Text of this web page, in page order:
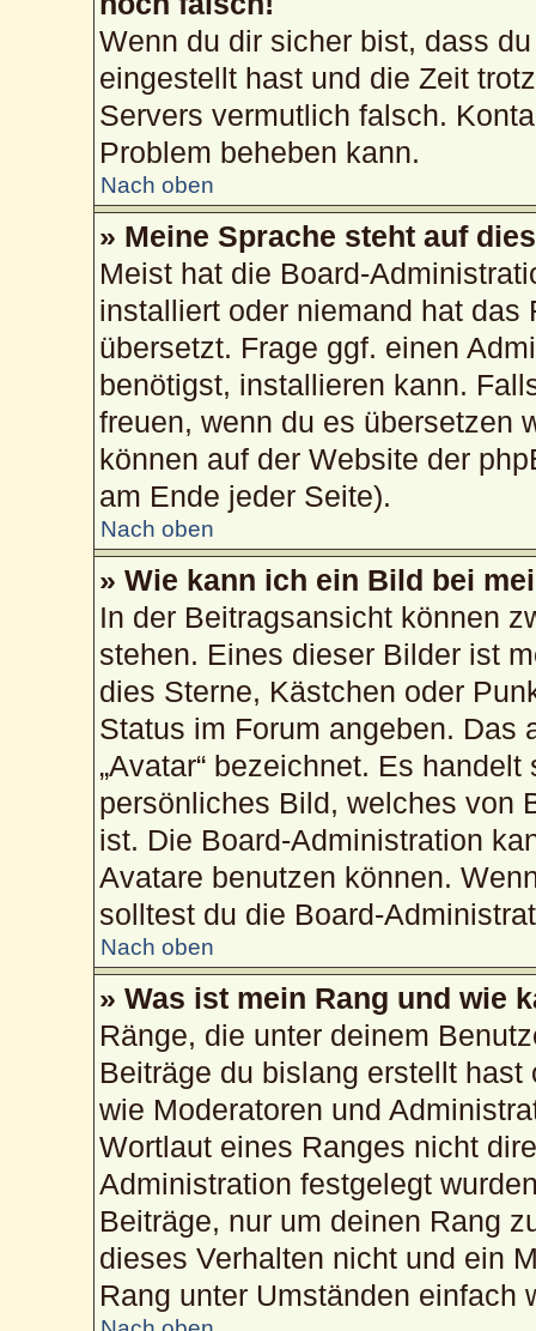
Wenn du dir sicher bist, dass
eingestellt hast und die Zeit
Servers vermutlich falsch.
Problem beheben kann.
Nach oben
» Meine Sprache steht auf
Meist hat die Board-
installiert oder niemand hat
übersetzt. Frage ggf. einen
benötigst, installieren kann.
freuen, wenn du es übersetzen
können auf der Website der
am Ende jeder Seite).
Nach oben
» Wie kann ich ein Bild bei
In der Beitragsansicht können
stehen. Eines dieser Bilder ist
dies Sterne, Kästchen oder
Status im Forum angeben. Das
„Avatar“ bezeichnet. Es
persönliches Bild, welches von
ist. Die Board-Administration
Avatare benutzen können.
solltest du die Board-
Nach oben
» Was ist mein Rang und wie
Ränge, die unter deinem
Beiträge du bislang erstellt
wie Moderatoren und
Wortlaut eines Ranges nicht
Administration festgelegt
Beiträge, nur um deinen Rang
dieses Verhalten nicht und ein
Rang unter Umständen einfach